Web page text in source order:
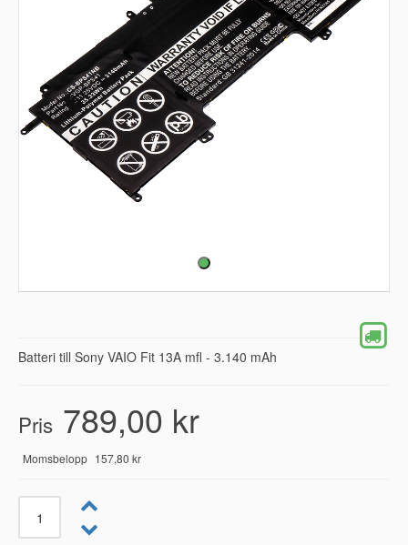
Batteri till Sony VAIO Fit 13A mfl - 3.140 mAh
Pris 789,00 kr
Momsbelopp 157,80 kr